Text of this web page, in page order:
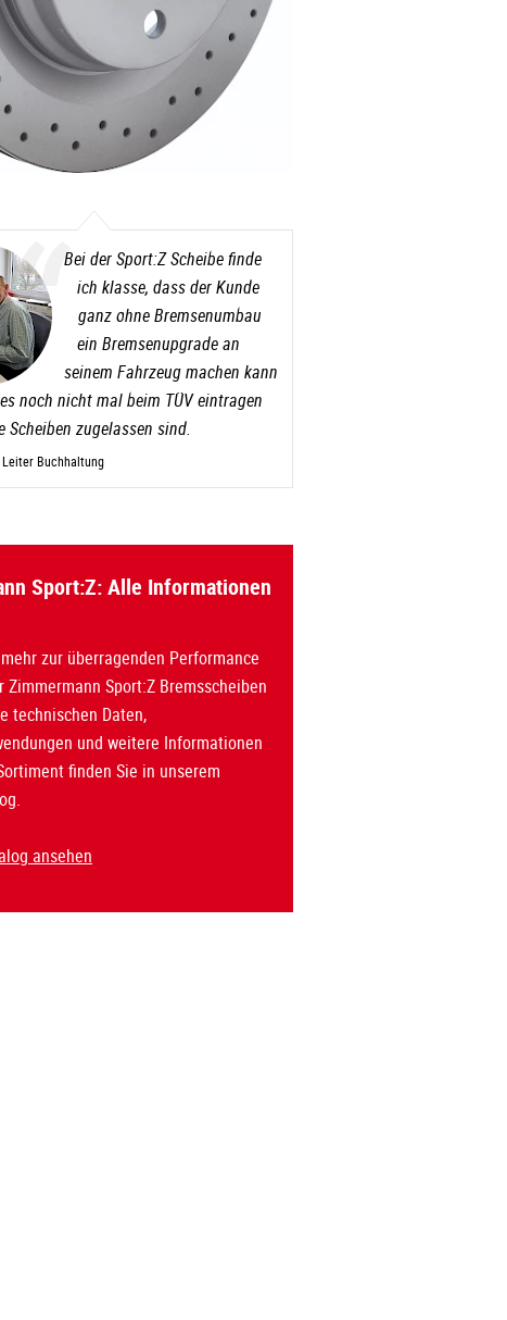
Bei der Sport:Z Scheibe finde
ich klasse, dass der Kunde
ganz ohne Bremsenumbau
ein Bremsenupgrade an
seinem Fahrzeug machen kann
noch nicht mal beim TÜV eintragen
Scheiben zugelassen sind.
Buchhaltung
Sport:Z: Alle Informationen
zur überragenden Performance
Zimmermann Sport:Z Bremsscheiben
technischen Daten,
und weitere Informationen
finden Sie in unserem
ansehen